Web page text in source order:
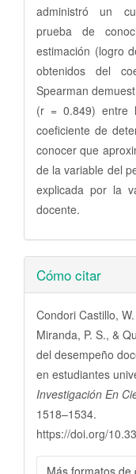
administró un
prueba de
estimación (logro
obtenidos del
Spearman
(r = 0.849) entre
coeficiente de
conocer que
de la variable del
explicada por la
docente.
Detalles
del
artículo
Cómo citar
Condori Castillo,
Miranda, P. S., &
del desempeño
en estudiantes
Investigación En
1518–1534.
https://doi.org/
Más formatos de